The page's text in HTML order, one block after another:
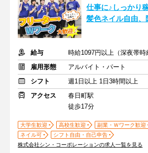
仕事に♪しっかり
髪色ネイル自由、
給与
雇用形態
アルバイト・パート
シフト
週1日以上 1日3時間以上
アクセス
春日町駅
徒歩17分
大学生歓迎 高校生歓迎
副業・Ｗワーク歓迎
ネイル可
シフト自由・自己申告
株式会社シン・コーポレーションの求人一覧を見る